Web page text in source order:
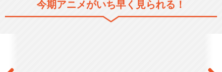
今期アニメがいち早く見られる！